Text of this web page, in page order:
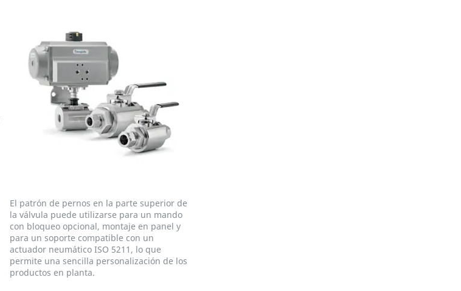
El patrón de pernos en la parte superior de
la válvula puede utilizarse para un mando
con bloqueo opcional, montaje en panel y
para un soporte compatible con un
actuador neumático ISO 5211, lo que
permite una sencilla personalización de los
productos en planta.